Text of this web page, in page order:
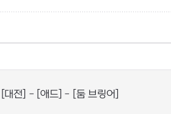
[대전] - [애드] - [둠 브링어]